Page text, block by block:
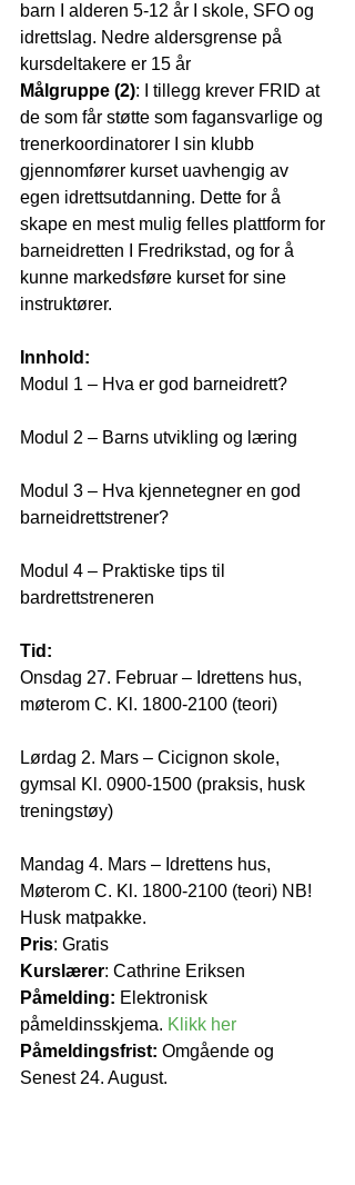
barn I alderen 5-12 år I skole, SFO og
idrettslag. Nedre aldersgrense på
kursdeltakere er 15 år
Målgruppe (2): I tillegg krever FRID at
de som får støtte som fagansvarlige og
trenerkoordinatorer I sin klubb
gjennomfører kurset uavhengig av
egen idrettsutdanning. Dette for å
skape en mest mulig felles plattform for
barneidretten I Fredrikstad, og for å
kunne markedsføre kurset for sine
instruktører.
Innhold:
Modul 1 – Hva er god barneidrett?
Modul 2 – Barns utvikling og læring
Modul 3 – Hva kjennetegner en god
barneidrettstrener?
Modul 4 – Praktiske tips til
bardrettstreneren
Tid:
Onsdag 27. Februar – Idrettens hus,
møterom C. Kl. 1800-2100 (teori)
Lørdag 2. Mars – Cicignon skole,
gymsal Kl. 0900-1500 (praksis, husk
treningstøy)
Mandag 4. Mars – Idrettens hus,
Møterom C. Kl. 1800-2100 (teori) NB!
Husk matpakke.
Pris: Gratis
Kurslærer: Cathrine Eriksen
Påmelding: Elektronisk
påmeldinsskjema. Klikk her
Påmeldingsfrist: Omgående og
Senest 24. August.